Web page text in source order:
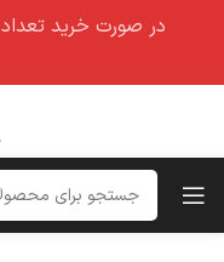
در صورت خرید تعداد